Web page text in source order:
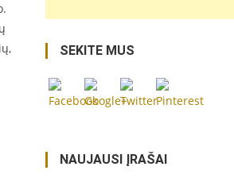
SEKITE MUS
ilgaamziskumu-
issaugojimu/">
NAUJAUSI ĮRAŠAI